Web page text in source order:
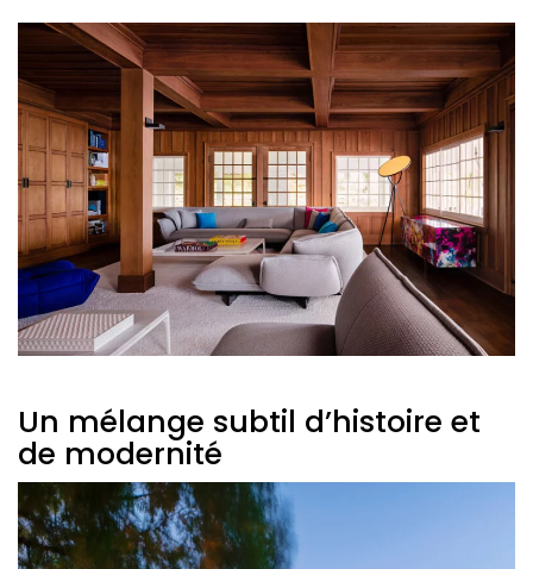
Un mélange subtil d’histoire et
de modernité